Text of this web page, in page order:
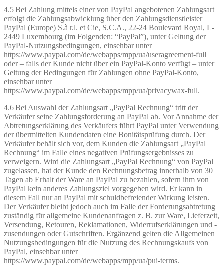
4.5 Bei Zahlung mittels einer von PayPal angebotenen Zahlungsart
erfolgt die Zahlungsabwicklung über den Zahlungsdienstleister
PayPal (Europe) S.à r.l. et Cie, S.C.A., 22-24 Boulevard Royal, L-
2449 Luxembourg (im Folgenden: “PayPal”), unter Geltung der
PayPal-Nutzungsbedingungen, einsehbar unter
https://www.paypal.com/de/webapps/mpp/ua/useragreement-full
oder – falls der Kunde nicht über ein PayPal-Konto verfügt – unter
Geltung der Bedingungen für Zahlungen ohne PayPal-Konto,
einsehbar unter
https://www.paypal.com/de/webapps/mpp/ua/privacywax-full.
4.6 Bei Auswahl der Zahlungsart „PayPal Rechnung“ tritt der
Verkäufer seine Zahlungsforderung an PayPal ab. Vor Annahme der
Abtretungserklärung des Verkäufers führt PayPal unter Verwendung
der übermittelten Kundendaten eine Bonitätsprüfung durch. Der
Verkäufer behält sich vor, dem Kunden die Zahlungsart „PayPal
Rechnung“ im Falle eines negativen Prüfungsergebnisses zu
verweigern. Wird die Zahlungsart „PayPal Rechnung“ von PayPal
zugelassen, hat der Kunde den Rechnungsbetrag innerhalb von 30
Tagen ab Erhalt der Ware an PayPal zu bezahlen, sofern ihm von
PayPal kein anderes Zahlungsziel vorgegeben wird. Er kann in
diesem Fall nur an PayPal mit schuldbefreiender Wirkung leisten.
Der Verkäufer bleibt jedoch auch im Falle der Forderungsabtretung
zuständig für allgemeine Kundenanfragen z. B. zur Ware, Lieferzeit,
Versendung, Retouren, Reklamationen, Widerrufserklärungen und -
zusendungen oder Gutschriften. Ergänzend gelten die Allgemeinen
Nutzungsbedingungen für die Nutzung des Rechnungskaufs von
PayPal, einsehbar unter
https://www.paypal.com/de/webapps/mpp/ua/pui-terms.